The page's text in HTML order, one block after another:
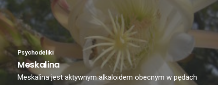
Psychodeliki
Meskalina
Meskalina jest aktywnym alkaloidem obecnym w pędach